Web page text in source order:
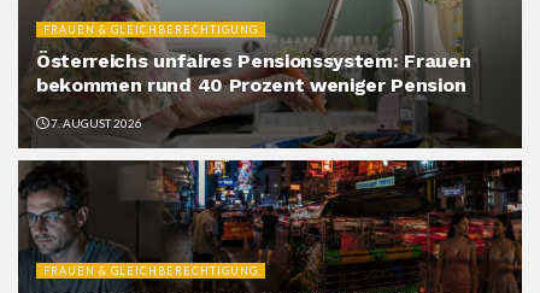
FRAUEN & GLEICHBERECHTIGUNG
Österreichs unfaires Pensionssystem: Frauen
bekommen rund 40 Prozent weniger Pension
7. AUGUST 2026
FRAUEN & GLEICHBERECHTIGUNG